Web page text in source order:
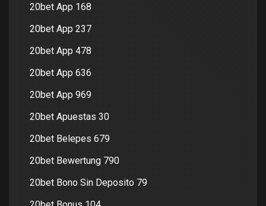
20bet App 168
20bet App 237
20bet App 478
20bet App 636
20bet App 969
20bet Apuestas 30
20bet Belepes 679
20bet Bewertung 790
20bet Bono Sin Deposito 79